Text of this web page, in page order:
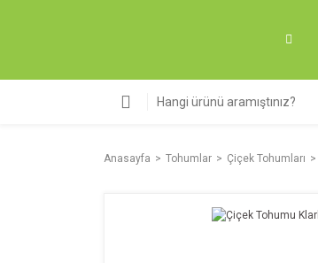
Anasayfa Tohumlar Çiçek Tohumları